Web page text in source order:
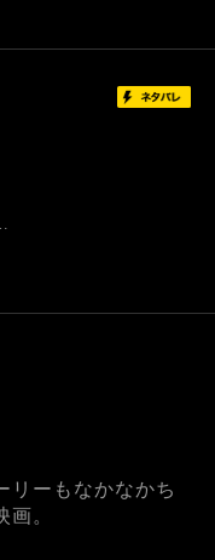
リーもなかなかち
。